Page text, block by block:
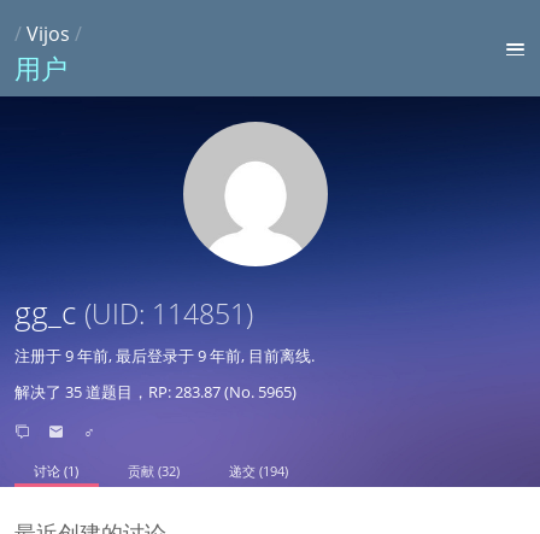
/Vijos /
用户
gg_c (UID: 114851)
注册于9 年前, 最后登录于9 年前, 目前离线.
解决了 35 道题目，RP: 283.87 (No. 5965)
♂
讨论 (1) 贡献 (32) 递交 (194)